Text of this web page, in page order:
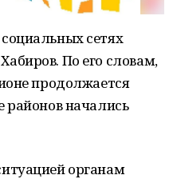
сетях
По его словам,
продолжается
районов начались
органам